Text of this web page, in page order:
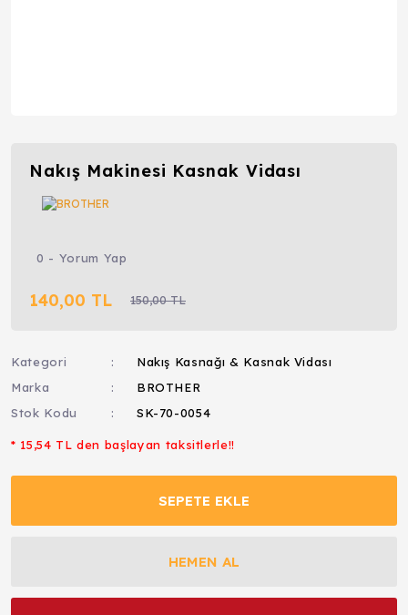
Nakış Makinesi Kasnak Vidası
0 - Yorum Yap
140,00 TL 150,00 TL
Kategori
Nakış Kasnağı & Kasnak Vidası
Marka
BROTHER
Stok Kodu
SK-70-0054
* 15,54 TL den başlayan taksitlerle!!
SEPETE EKLE
HEMEN AL